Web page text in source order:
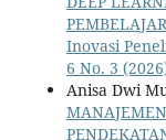
Inovasi
6 No. 3
Anisa Dwi